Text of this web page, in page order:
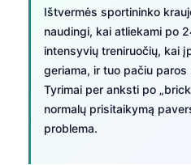
Ištvermės sportininko
naudingi, kai atliekami po
intensyvių treniruočių, kai
geriama, ir tuo pačiu
Tyrimai per anksti po
normalų prisitaikymą
problema.